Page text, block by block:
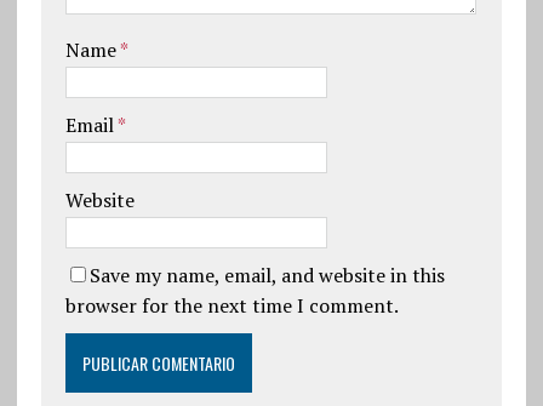
Name*
Email*
Website
Save my name, email, and website in this
browser for the next time I comment.